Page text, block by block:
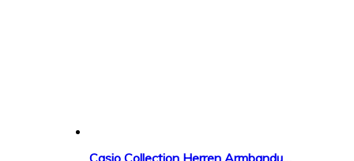
Casio Collection Herren Armbanduhr MTP-1302PL